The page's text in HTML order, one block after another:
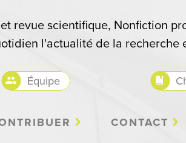
revue scientifique, Nonfiction
l'actualité de la recherche
Équipe
CONTACT